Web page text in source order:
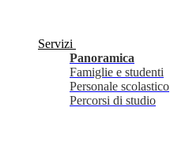
Servizi
Panoramica
Famiglie e studenti
Personale scolastico
Percorsi di studio